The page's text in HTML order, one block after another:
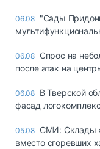
06.08 "Сады
06.08 Спрос на
после атак на
06.08 В Тверской
фасад
05.08 СМИ: Склады
вместо сгоревших